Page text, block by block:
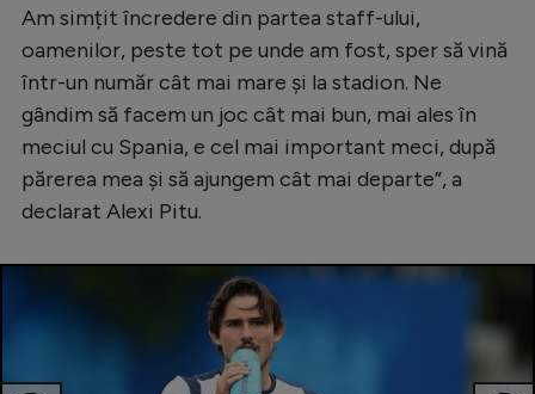
Intră în cont
Creează cont
Am simțit încredere din partea staff-ului,
oamenilor, peste tot pe unde am fost, sper să vină
într-un număr cât mai mare și la stadion. Ne
gândim să facem un joc cât mai bun, mai ales în
meciul cu Spania, e cel mai important meci, după
părerea mea și să ajungem cât mai departe”, a
declarat Alexi Pitu.